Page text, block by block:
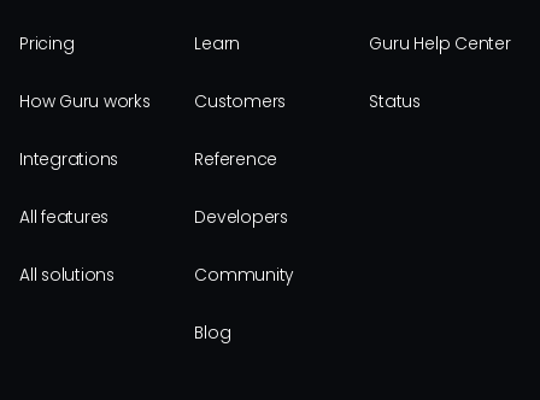
Pricing
How Guru works
Integrations
All features
All solutions
Learn
Customers
Reference
Developers
Community
Blog
Guru Help Center
Status